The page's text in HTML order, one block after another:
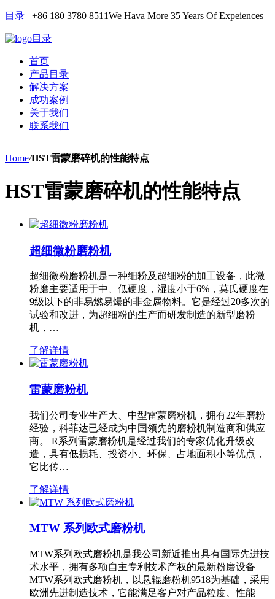
目录 +86 180 3780 8511We Hava More 35 Years Of Expeiences
目录
首页
产品目录
解决方案
成功案例
关于我们
联系我们
Home/HST雷蒙磨碎机的性能特点
HST雷蒙磨碎机的性能特点
超细微粉磨粉机
超细微粉磨粉机是一种细粉及超细粉的加工设备，此微
粉磨主要适用于中、低硬度，湿度小于6%，莫氏硬度在
9级以下的非易燃易爆的非金属物料。它是经过20多次的
试验和改进，为超细粉的生产而研发制造的新型磨粉
机，…
了解详情
雷蒙磨粉机
我们公司专业生产大、中型雷蒙磨粉机，拥有22年磨粉
经验，科菲达已经成为中国领先的磨粉机制造商和供应
商。 R系列雷蒙磨粉机是经过我们的专家优化升级改
造，具有低损耗、投资小、环保、占地面积小等优点，
它比传…
了解详情
MTW 系列欧式磨粉机
MTW系列欧式磨粉机是我公司新近推出具有国际先进技
术水平，拥有多项自主专利技术产权的最新粉磨设备—
MTW系列欧式磨粉机，以悬辊磨粉机9518为基础，采用
欧洲先进制造技术，它能满足客户对产品粒度、性能